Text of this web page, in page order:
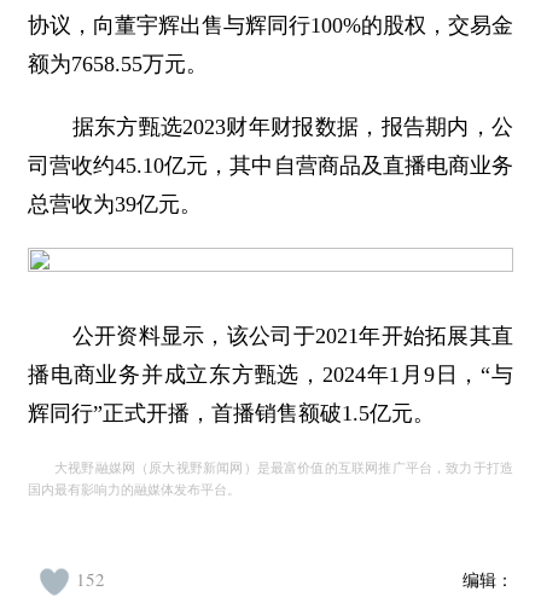
协议，向董宇辉出售与辉同行100%的股权，交易金
额为7658.55万元。
据东方甄选2023财年财报数据，报告期内，公
司营收约45.10亿元，其中自营商品及直播电商业务
总营收为39亿元。
公开资料显示，该公司于2021年开始拓展其直
播电商业务并成立东方甄选，2024年1月9日，“与
辉同行”正式开播，首播销售额破1.5亿元。
大视野融媒网（原大视野新闻网）是最富价值的互联网推广平台，致力于打造
国内最有影响力的融媒体发布平台。
编辑：
152